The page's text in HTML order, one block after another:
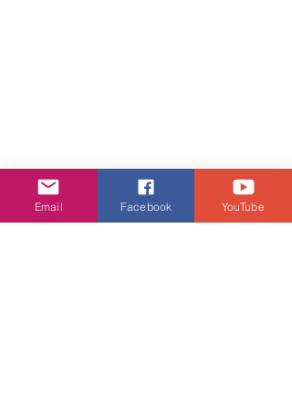
娛樂頭條Email Facebook YouTube